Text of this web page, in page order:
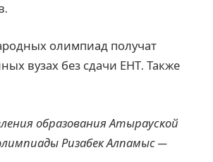
олимпиад получат
вузах без сдачи ЕНТ. Также
образования Атырауской
Ризабек Алпамыс —